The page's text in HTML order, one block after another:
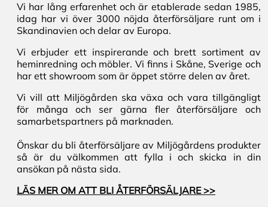
Vi har lång erfarenhet och är etablerade sedan 1985,
idag har vi över 3000 nöjda återförsäljare runt om i
Skandinavien och delar av Europa.
Vi erbjuder ett inspirerande och brett sortiment av
heminredning och möbler. Vi finns i Skåne, Sverige och
har ett showroom som är öppet större delen av året.
Vi vill att Miljögården ska växa och vara tillgängligt
för många och ser gärna fler återförsäljare och
samarbetspartners på marknaden.
Önskar du bli återförsäljare av Miljögårdens produkter
så är du välkommen att fylla i och skicka in din
ansökan på nästa sida.
LÄS MER OM ATT BLI ÅTERFÖRSÄLJARE >>